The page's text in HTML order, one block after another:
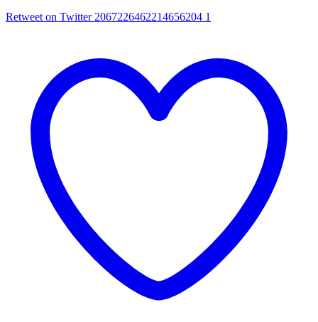
Retweet on Twitter 2067226462214656204 1